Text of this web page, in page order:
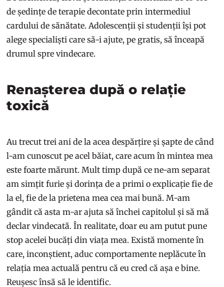
de ședințe de terapie decontate prin intermediul
cardului de sănătate. Adolescenții și studenții își pot
alege specialiști care să-i ajute, pe gratis, să înceapă
drumul spre vindecare.
Renașterea după o relație
toxică
Au trecut trei ani de la acea despărțire și șapte de când
l-am cunoscut pe acel băiat, care acum în mintea mea
este foarte mărunt. Mult timp după ce ne-am separat
am simțit furie și dorința de a primi o explicație fie de
la el, fie de la prietena mea cea mai bună. M-am
gândit că asta m-ar ajuta să închei capitolul și să mă
declar vindecată. În realitate, doar eu am putut pune
stop acelei bucăți din viața mea. Există momente în
care, inconștient, aduc comportamente neplăcute în
relația mea actuală pentru că eu cred că așa e bine.
Reușesc însă să le identific.